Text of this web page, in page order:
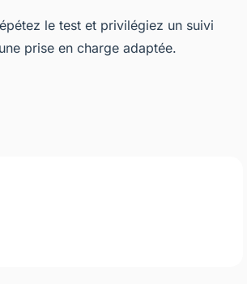
le test et privilégiez un suivi
prise en charge adaptée.